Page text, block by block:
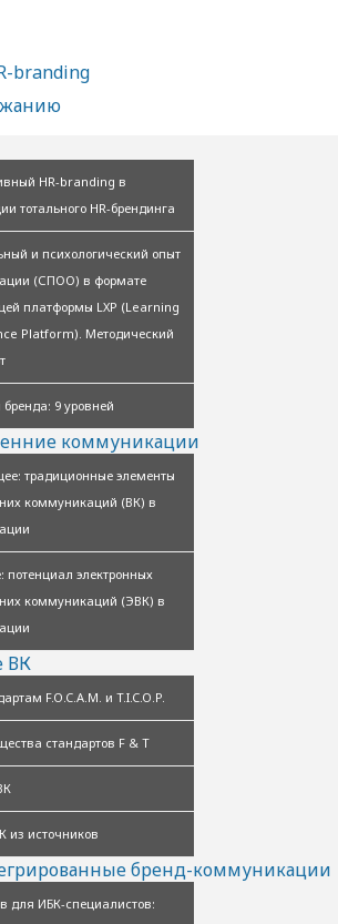
HR-branding в
тотального HR-брендинга
и психологический опыт
(СПОО) в формате
платформы LXP (Learning
Platform). Методический
бренда: 9 уровней
коммуникации
традиционные элементы
коммуникаций (ВК) в
потенциал электронных
коммуникаций (ЭВК) в
ВК
F.O.C.A.M. и T.I.C.O.P.
стандартов F & T
из источников
бренд-коммуникации
для ИБК-специалистов: